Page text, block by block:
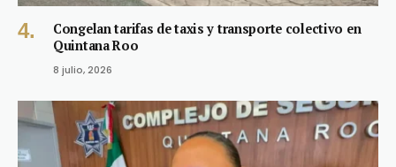
Congelan tarifas de taxis y transporte colectivo en
Quintana Roo
8 julio, 2026